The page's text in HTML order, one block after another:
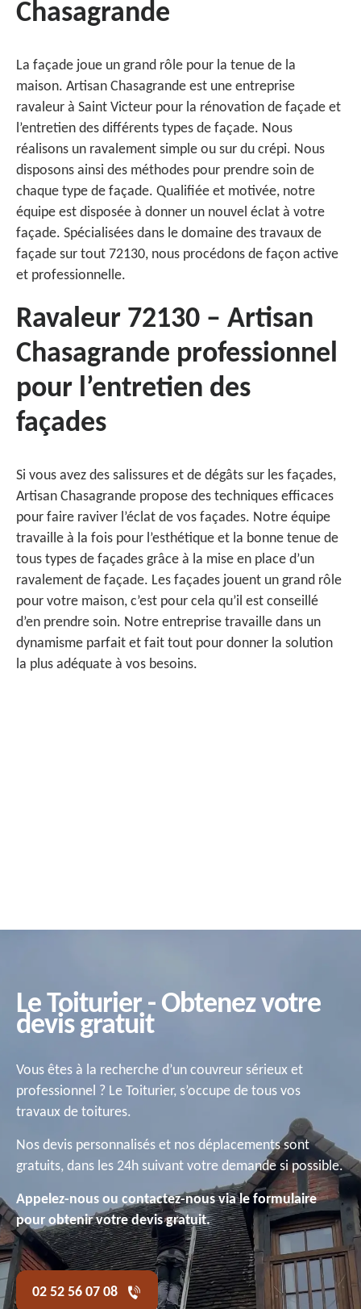
Chasagrande
La façade joue un grand rôle pour la tenue de la
maison. Artisan Chasagrande est une entreprise
ravaleur à Saint Victeur pour la rénovation de façade et
l’entretien des différents types de façade. Nous
réalisons un ravalement simple ou sur du crépi. Nous
disposons ainsi des méthodes pour prendre soin de
chaque type de façade. Qualifiée et motivée, notre
équipe est disposée à donner un nouvel éclat à votre
façade. Spécialisées dans le domaine des travaux de
façade sur tout 72130, nous procédons de façon active
et professionnelle.
Ravaleur 72130 – Artisan
Chasagrande professionnel
pour l’entretien des
façades
Si vous avez des salissures et de dégâts sur les façades,
Artisan Chasagrande propose des techniques efficaces
pour faire raviver l’éclat de vos façades. Notre équipe
travaille à la fois pour l’esthétique et la bonne tenue de
tous types de façades grâce à la mise en place d’un
ravalement de façade. Les façades jouent un grand rôle
pour votre maison, c’est pour cela qu’il est conseillé
d’en prendre soin. Notre entreprise travaille dans un
dynamisme parfait et fait tout pour donner la solution
la plus adéquate à vos besoins.
Le Toiturier - Obtenez votre
devis gratuit
Vous êtes à la recherche d’un couvreur sérieux et
professionnel ? Le Toiturier, s’occupe de tous vos
travaux de toitures.
Nos devis personnalisés et nos déplacements sont
gratuits, dans les 24h suivant votre demande si possible.
Appelez-nous ou contactez-nous via le formulaire
pour obtenir votre devis gratuit.
02 52 56 07 08